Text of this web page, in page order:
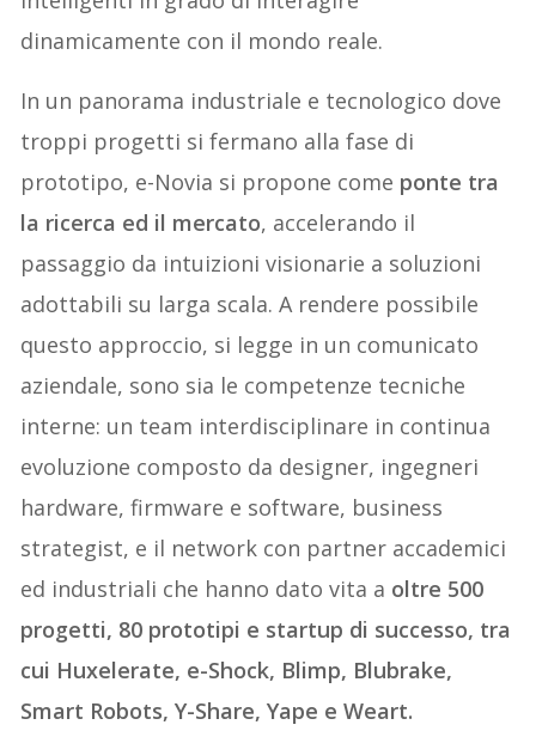
dinamicamente con il mondo reale.
In un panorama industriale e tecnologico dove
troppi progetti si fermano alla fase di
prototipo, e-Novia si propone come ponte tra
la ricerca ed il mercato, accelerando il
passaggio da intuizioni visionarie a soluzioni
adottabili su larga scala. A rendere possibile
questo approccio, si legge in un comunicato
aziendale, sono sia le competenze tecniche
interne: un team interdisciplinare in continua
evoluzione composto da designer, ingegneri
hardware, firmware e software, business
strategist, e il network con partner accademici
ed industriali che hanno dato vita a oltre 500
progetti, 80 prototipi e startup di successo, tra
cui Huxelerate, e-Shock, Blimp, Blubrake,
Smart Robots, Y-Share, Yape e Weart.